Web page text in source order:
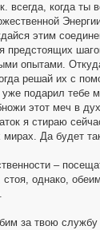
всегда, когда ты
этим
предстоящих
опытами.
решай их с
подарил тебе
этот меч в
я стираю
Да будет
–
стоя, однако,
за твою службу